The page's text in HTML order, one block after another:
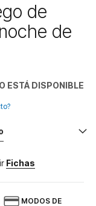
de
de
ESTÁ DISPONIBLE
Fichas
MODOS DE